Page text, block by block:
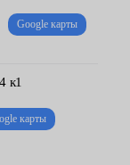
центра Fresh
Google карты
к1
карты